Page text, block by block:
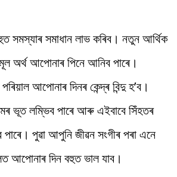
সমস্যাৰ সমাধান লাভ কৰিব। নতুন আৰ্থিক
অৰ্থ আপোনাৰ পিনে আনিব পাৰে।
আপোনাৰ দিনৰ কেন্দ্ৰ বিন্দু হ’ব।
ভূত লম্ভিব পাৰে আৰু এইবাবে সিঁহতৰ
পুৱা আপুনি জীৱন সংগীৰ পৰা এনে
আপোনাৰ দিন বহুত ভাল যাব।